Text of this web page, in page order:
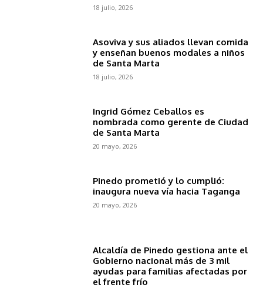
18 julio, 2026
Asoviva y sus aliados llevan comida
y enseñan buenos modales a niños
de Santa Marta
18 julio, 2026
Ingrid Gómez Ceballos es
nombrada como gerente de Ciudad
de Santa Marta
20 mayo, 2026
Pinedo prometió y lo cumplió:
inaugura nueva vía hacia Taganga
20 mayo, 2026
Alcaldía de Pinedo gestiona ante el
Gobierno nacional más de 3 mil
ayudas para familias afectadas por
el frente frío